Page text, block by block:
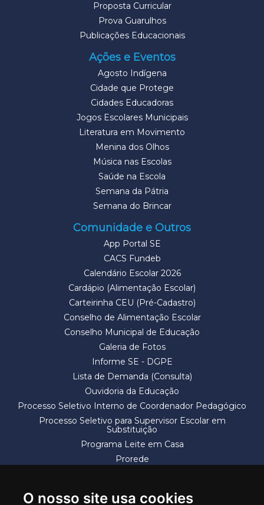
O nosso site usa cookies
Proposta Curricular
Prova Guarulhos
Publicações Educacionais
Ações e Eventos
Agosto Indígena
Cidade que Protege
Cidades Educadoras
Jogos Escolares Municipais
Literatura em Movimento
Menina dos Olhos
Música nas Escolas
Saúde na Escola
Semana da Pátria
Semana do Brincar
Comunidade e Outros
App Portal SE
CACS Fundeb
Calendário Escolar 2026
Cardápio (Alimentação Escolar)
Carteirinha CEU (Pré-Cadastro)
Conselho de Alimentação Escolar
Conselho Municipal de Educação
Galeria de Fotos
Informe SE - DGPE
Lista de Demanda (Consulta)
Ouvidoria da Educação
Processo Seletivo Interno de Coordenador Pedagógico
Processo Seletivo para Supervisor Escolar em
Substituição
Programa Leite em Casa
Prorede